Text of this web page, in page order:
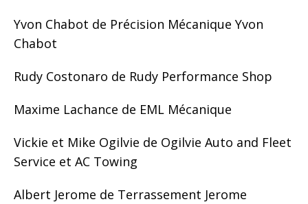
Yvon Chabot de Précision Mécanique Yvon
Chabot
Rudy Costonaro de Rudy Performance Shop
Maxime Lachance de EML Mécanique
Vickie et Mike Ogilvie de Ogilvie Auto and Fleet
Service et AC Towing
Albert Jerome de Terrassement Jerome